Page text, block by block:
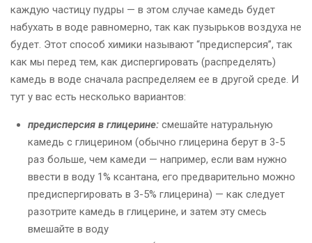
каждую частицу пудры — в этом случае камедь будет
набухать в воде равномерно, так как пузырьков воздуха не
будет. Этот способ химики называют “предисперсия”, так
как мы перед тем, как диспергировать (распределять)
камедь в воде сначала распределяем ее в другой среде. И
тут у вас есть несколько вариантов:
предисперсия в глицерине: смешайте натуральную
камедь с глицерином (обычно глицерина берут в 3-5
раз больше, чем камеди — например, если вам нужно
ввести в воду 1% ксантана, его предварительно можно
предиспергировать в 3-5% глицерина) — как следует
разотрите камедь в глицерине, и затем эту смесь
вмешайте в воду